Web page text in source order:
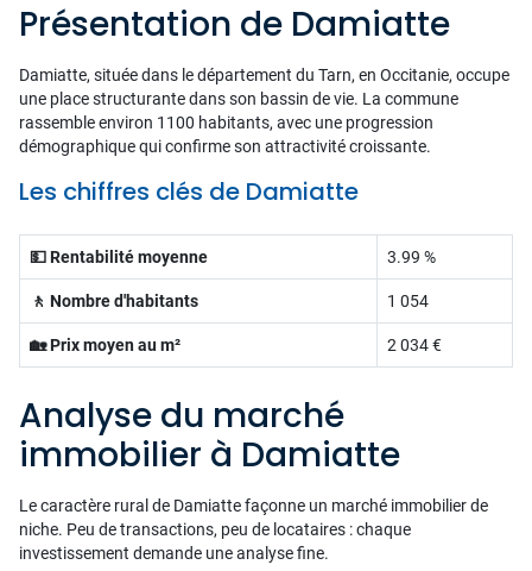
Présentation de Damiatte
Damiatte, située dans le département du Tarn, en Occitanie, occupe
une place structurante dans son bassin de vie. La commune
rassemble environ 1100 habitants, avec une progression
démographique qui confirme son attractivité croissante.
Les chiffres clés de Damiatte
💵 Rentabilité moyenne 3.99 %
🚶 Nombre d'habitants 1 054
🏡 Prix moyen au m² 2 034 €
Analyse du marché
immobilier à Damiatte
Le caractère rural de Damiatte façonne un marché immobilier de
niche. Peu de transactions, peu de locataires : chaque
investissement demande une analyse fine.